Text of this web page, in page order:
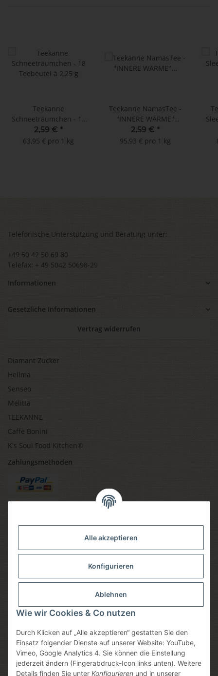
Alle akzeptieren
Konfigurieren
Ablehnen
Wie wir Cookies & Co nutzen
Durch Klicken auf „Alle akzeptieren“ gestatten Sie den
Einsatz folgender Dienste auf unserer Website: YouTube,
Vimeo, Google Analytics 4. Sie können die Einstellung
jederzeit ändern (Fingerabdruck-Icon links unten). Weitere
Details finden Sie unter Konfigurieren und in unserer
Teekanne
Schneeträumchen - 18
Teebeutel à 2,25 g
2,59 € *
63,95 € pro 1 kg
Teekanne NamasTee -
"INNERE WÄRME"
Ayurvedische Mischung
- !!! MHD: 30.04.2024 !!!
2,59 € *
95,93 € pro 1 kg
Telefonische Unterstützung und Beratung unter:
+49 50 42 50 69 80
Telefax: + 49 5042 50698-29
Informationen
Gesetzliche Informationen
Vertrag widerrufen
Diamant Zucker
Hellma
Senseo
Melitta
TEEKANNE
Caffè Bonini
K's Soul Food Kitchen®
Zahlungsmethoden
Versandmethoden
Sicheres einkaufen